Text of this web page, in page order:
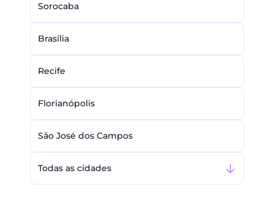
Sorocaba
Brasília
Recife
Florianópolis
São José dos Campos
Todas as cidades